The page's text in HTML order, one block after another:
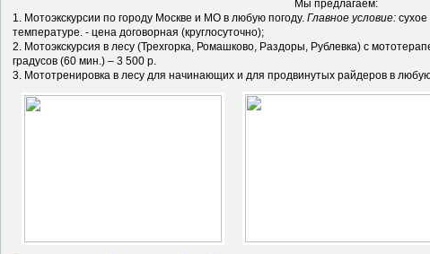
Мы предлагаем:
1. Мотоэкскурсии по городу Москве и МО в любую погоду. Главное условие:
температуре. - цена договорная (круглосуточно);
2. Мотоэкскурсия в лесу (Трехгорка, Ромашково, Раздоры, Рублевка) с
градусов (60 мин.) – 3 500 р.
3. Мототренировка в лесу для начинающих и для продвинутых райдеров в